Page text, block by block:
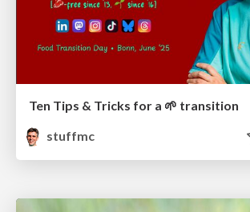
Ten Tips & Tricks for a 🌱 transition
stuffmc